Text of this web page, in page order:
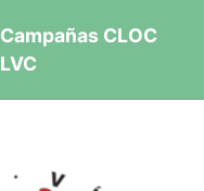
Campañas CLOC
LVC